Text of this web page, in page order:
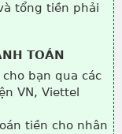
tổng tiền phải
TOÁN
bạn qua các
VN, Viettel
tiền cho nhân